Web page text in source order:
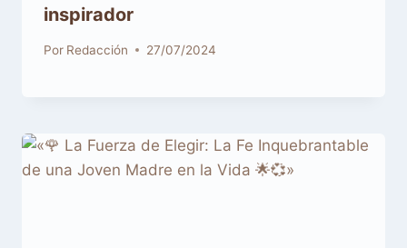
inspirador
Por Redacción 27/07/2024